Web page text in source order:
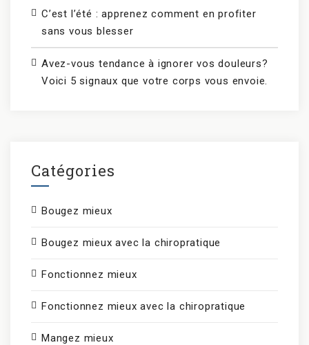
C’est l’été : apprenez comment en profiter
sans vous blesser
Avez-vous tendance à ignorer vos douleurs?
Voici 5 signaux que votre corps vous envoie.
Catégories
Bougez mieux
Bougez mieux avec la chiropratique
Fonctionnez mieux
Fonctionnez mieux avec la chiropratique
Mangez mieux